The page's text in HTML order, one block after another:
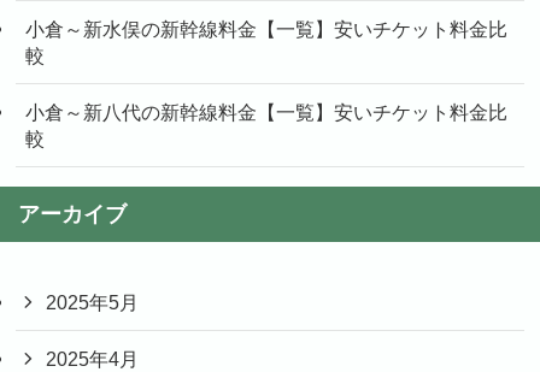
小倉～新水俣の新幹線料金【一覧】安いチケット料金比
較
小倉～新八代の新幹線料金【一覧】安いチケット料金比
較
アーカイブ
2025年5月
2025年4月